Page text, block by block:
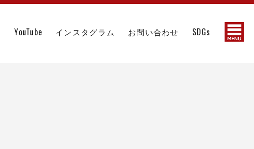
YouTube インスタグラム お問い合わせ SDGs